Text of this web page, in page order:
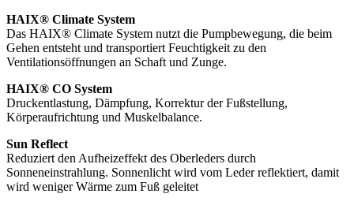
HAIX® Climate System
Das HAIX® Climate System nutzt die Pumpbewegung, die beim
Gehen entsteht und transportiert Feuchtigkeit zu den
Ventilationsöffnungen an Schaft und Zunge.
HAIX® CO System
Druckentlastung, Dämpfung, Korrektur der Fußstellung,
Körperaufrichtung und Muskelbalance.
Sun Reflect
Reduziert den Aufheizeffekt des Oberleders durch
Sonneneinstrahlung. Sonnenlicht wird vom Leder reflektiert, damit
wird weniger Wärme zum Fuß geleitet